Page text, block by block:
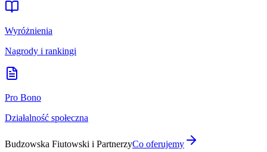
Wyróżnienia
Nagrody i rankingi
Pro Bono
Działalność społeczna
Budzowska Fiutowski i PartnerzyCo oferujemy